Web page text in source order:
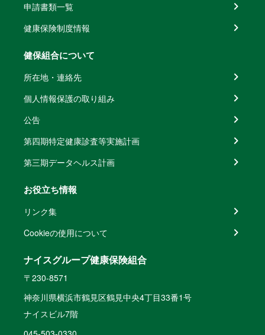
申請書類一覧
健康保険制度情報
健保組合について
所在地・連絡先
個人情報保護の取り組み
公告
第四期特定健康診査等実施計画
第三期データヘルス計画
お役立ち情報
リンク集
Cookieの使用について
ナイスグループ健康保険組合
〒230-8571
神奈川県横浜市鶴見区鶴見中央4丁目33番1号
ナイスビル7階